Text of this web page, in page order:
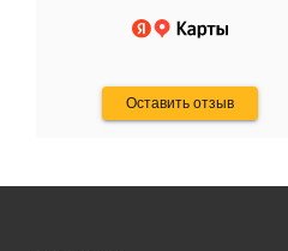
Оставить отзыв